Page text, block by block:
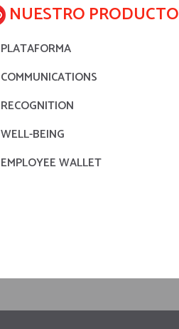
NUESTRO PRODUCTO
PLATAFORMA
COMMUNICATIONS
RECOGNITION
WELL-BEING
EMPLOYEE WALLET